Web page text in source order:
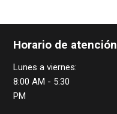
Horario de atención
Lunes a viernes:
8:00 AM - 5:30
PM